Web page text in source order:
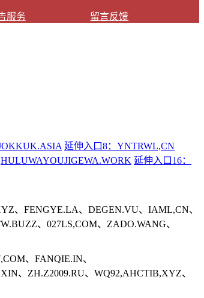
服务
留言反馈
延伸入口8：YNTRWL,CN
HULUWAYOUJIGEWA.WORK 延伸入口16：
、FENGYE.LA、DEGEN.VU、IAML,CN、
、027LS,COM、ZADO.WANG、
、FANQIE.IN、
、ZH.Z2009.RU、WQ92,AHCTIB,XYZ、